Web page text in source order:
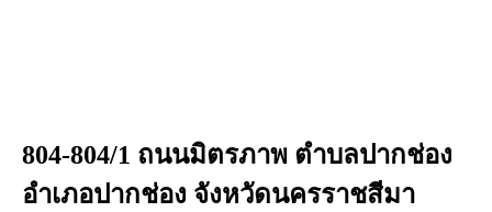
804-804/1 ถนนมิตรภาพ ตำบลปากช่อง
อำเภอปากช่อง จังหวัดนครราชสีมา